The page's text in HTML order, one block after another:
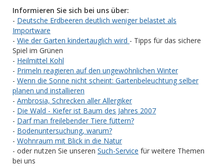
Informieren Sie sich bei uns über:
- Deutsche Erdbeeren deutlich weniger belastet als
Importware
- Wie der Garten kindertauglich wird - Tipps für das sichere
Spiel im Grünen
- Heilmittel Kohl
- Primeln reagieren auf den ungewöhnlichen Winter
- Wenn die Sonne nicht scheint: Gartenbeleuchtung selber
planen und installieren
- Ambrosia, Schrecken aller Allergiker
- Die Wald - Kiefer ist Baum des Jahres 2007
- Darf man freilebender Tiere füttern?
- Bodenuntersuchung, warum?
- Wohnraum mit Blick in die Natur
- oder nutzen Sie unseren Such-Service für weitere Themen
bei uns